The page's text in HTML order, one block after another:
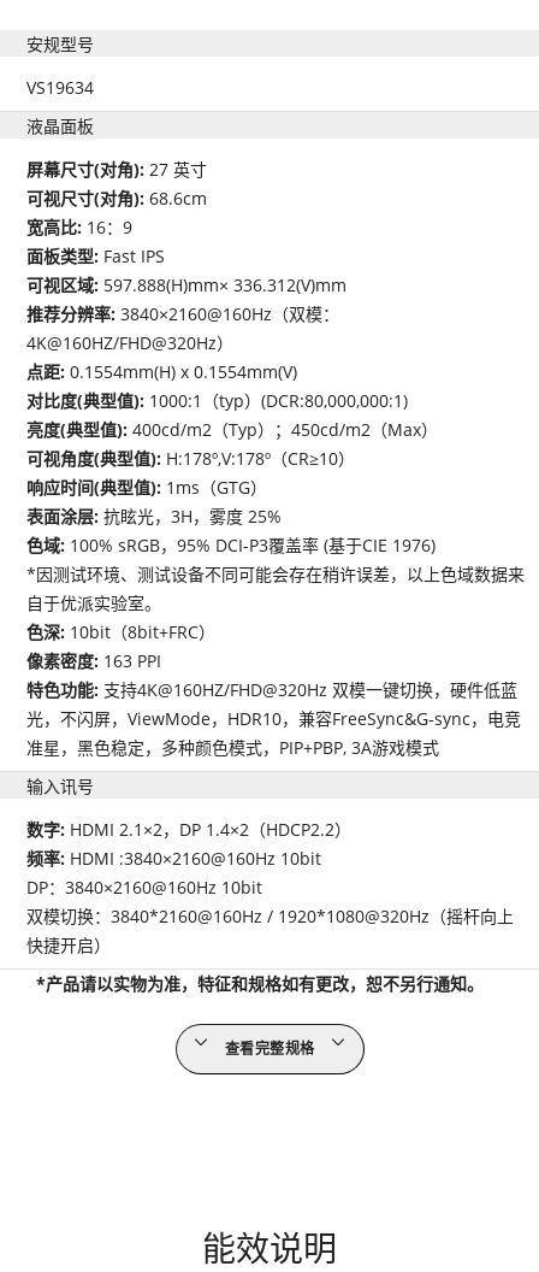
安规型号
VS19634
液晶面板
屏幕尺寸(对角): 27 英寸
可视尺寸(对角):68.6cm
宽高比: 16：9
面板类型: Fast IPS
可视区域: 597.888(H)mm× 336.312(V)mm
推荐分辨率:3840×2160@160Hz（双模：
4K@160HZ/FHD@320Hz）
点距:0.1554mm(H) x 0.1554mm(V)
对比度(典型值): 1000:1（typ）(DCR:80,000,000:1)
亮度(典型值):400cd/m2（Typ）；450cd/m2（Max）
可视角度(典型值): H:178º,V:178º（CR≥10）
响应时间(典型值): 1ms（GTG）
表面涂层:抗眩光，3H，雾度 25%
色域: 100% sRGB，95% DCI-P3覆盖率 (基于CIE 1976)
*因测试环境、测试设备不同可能会存在稍许误差，以上色域数据来
自于优派实验室。
色深: 10bit（8bit+FRC）
像素密度: 163 PPI
特色功能: 支持4K@160HZ/FHD@320Hz 双模一键切换，硬件低蓝
光，不闪屏，ViewMode，HDR10，兼容FreeSync&G-sync，电竞
准星，黑色稳定，多种颜色模式，PIP+PBP, 3A游戏模式
输入讯号
数字: HDMI 2.1×2，DP 1.4×2（HDCP2.2）
频率: HDMI :3840×2160@160Hz 10bit
DP：3840×2160@160Hz 10bit
双模切换：3840*2160@160Hz / 1920*1080@320Hz（摇杆向上
快捷开启）
*产品请以实物为准，特征和规格如有更改，恕不另行通知。
查看完整规格
能效说明